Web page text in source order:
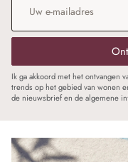
Ik ga akkoord met het ontvangen
trends op het gebied van wonen
de nieuwsbrief en de algemene